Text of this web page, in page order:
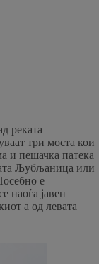
реката
три моста кои
и пешачка патека
Љубљаница или
е
наоѓа јавен
а од левата